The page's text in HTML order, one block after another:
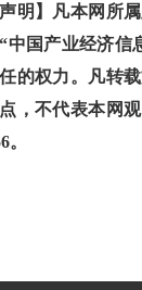
】凡本网所属
中国产业经济信
的权力。凡转
，不代表本网